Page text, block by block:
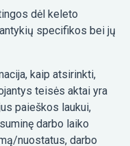
dėl keleto
specifikos bei jų
kaip atsirinkti,
teisės aktai yra
paieškos laukui,
darbo laiko
nuostatus, darbo